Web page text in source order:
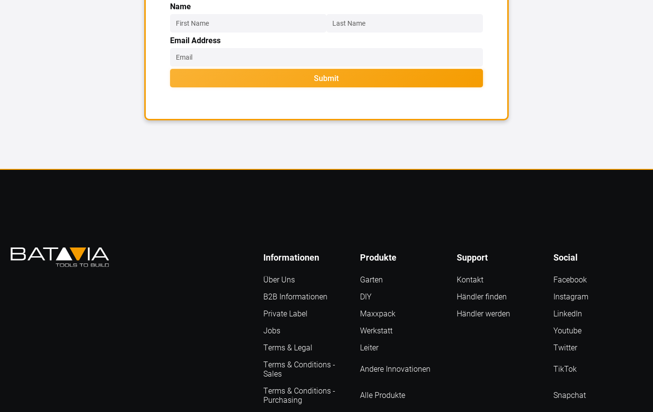
Name
Email Address
Support
Produkte Social
Über Uns
Informationen
B2B Informationen
Terms & Legal
Terms & Conditions -
Sales
Terms & Conditions -
Purchasing
Jobs
Private Label
Garten
Kontakt
Händler finden
Händler werden
DIY
Maxxpack
Werkstatt
Leiter
Alle Produkte
Andere Innovationen
Facebook
Youtube
Twitter
TikTok
Snapchat
LinkedIn
Instagram